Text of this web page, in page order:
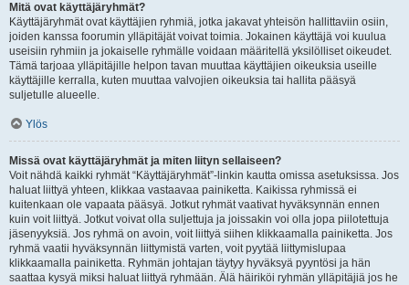
Mitä ovat käyttäjäryhmät?
Käyttäjäryhmät ovat käyttäjien ryhmiä, jotka jakavat yhteisön hallittaviin osiin,
joiden kanssa foorumin ylläpitäjät voivat toimia. Jokainen käyttäjä voi kuulua
useisiin ryhmiin ja jokaiselle ryhmälle voidaan määritellä yksilölliset oikeudet.
Tämä tarjoaa ylläpitäjille helpon tavan muuttaa käyttäjien oikeuksia useille
käyttäjille kerralla, kuten muuttaa valvojien oikeuksia tai hallita pääsyä
suljetulle alueelle.
Ylös
Missä ovat käyttäjäryhmät ja miten liityn sellaiseen?
Voit nähdä kaikki ryhmät “Käyttäjäryhmät”-linkin kautta omissa asetuksissa. Jos
haluat liittyä yhteen, klikkaa vastaavaa painiketta. Kaikissa ryhmissä ei
kuitenkaan ole vapaata pääsyä. Jotkut ryhmät vaativat hyväksynnän ennen
kuin voit liittyä. Jotkut voivat olla suljettuja ja joissakin voi olla jopa piilotettuja
jäsenyyksiä. Jos ryhmä on avoin, voit liittyä siihen klikkaamalla painiketta. Jos
ryhmä vaatii hyväksynnän liittymistä varten, voit pyytää liittymislupaa
klikkaamalla painiketta. Ryhmän johtajan täytyy hyväksyä pyyntösi ja hän
saattaa kysyä miksi haluat liittyä ryhmään. Älä häiriköi ryhmän ylläpitäjiä jos he